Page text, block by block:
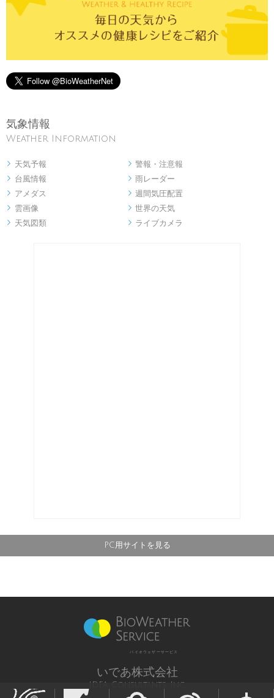
気象情報
Weather Information
 天気予報  警報・注意報
 台風情報  雨レーダー
 アメダス  週間気圧配置
 雲画像  世界の天気
 天気図類  ライブカメラ
PC用サイトを見る
バイオウェザーサービス
いであ株式会社
IDEA Consultants, Inc.